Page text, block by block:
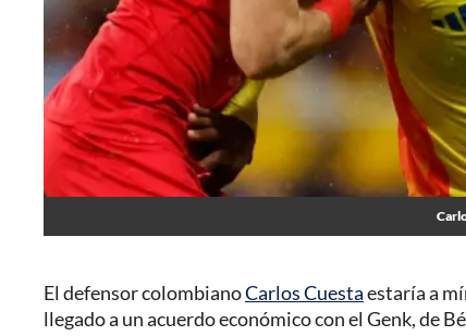
El defensor colombianoCarlos Cuestaestaría a
llegado a un acuerdo económico con el Genk, de